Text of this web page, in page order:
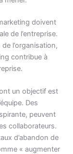
doivent
de l’entreprise.
l’organisation,
contribue à
un objectif est
Des
peuvent
collaborateurs.
d’abandon de
« augmenter